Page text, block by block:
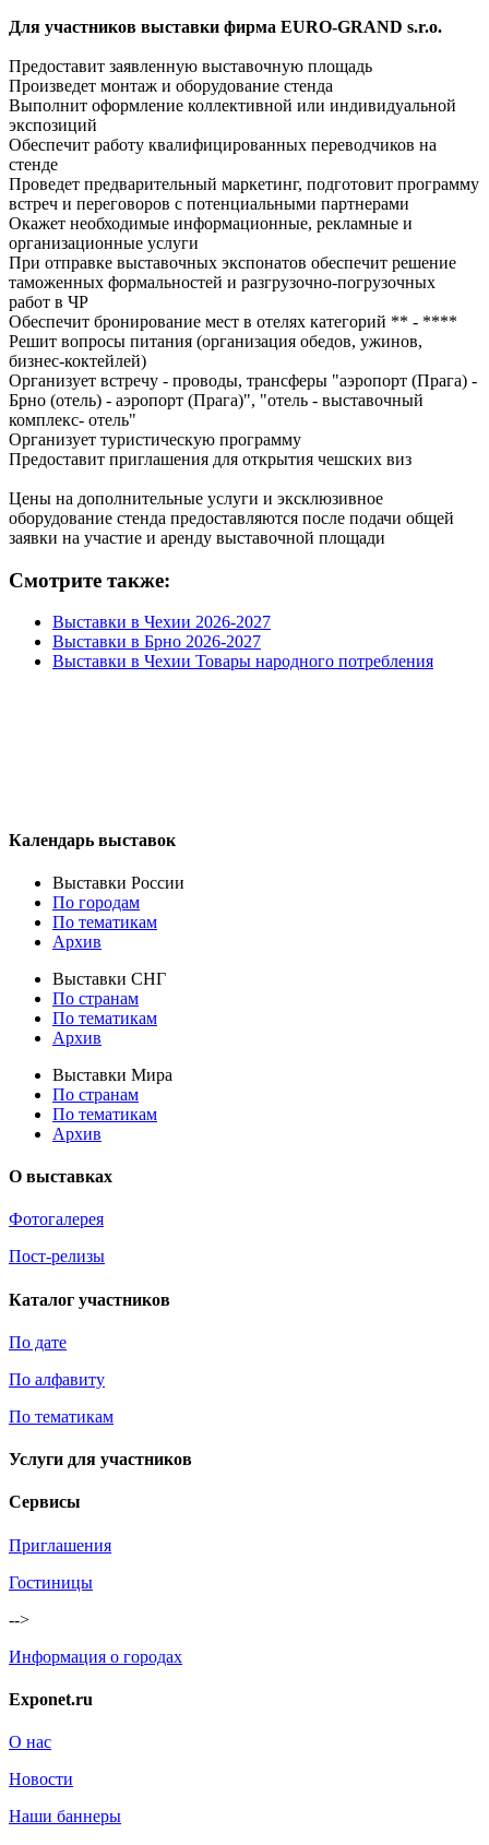
Для участников выставки фирма EURO-GRAND s.r.o.
Предоставит заявленную выставочную площадь
Произведет монтаж и оборудование стенда
Выполнит оформление коллективной или индивидуальной
экспозиций
Обеспечит работу квалифицированных переводчиков на
стенде
Проведет предварительный маркетинг, подготовит программу
встреч и переговоров с потенциальными партнерами
Окажет необходимые информационные, рекламные и
организационные услуги
При отправке выставочных экспонатов обеспечит решение
таможенных формальностей и разгрузочно-погрузочных
работ в ЧР
Обеспечит бронирование мест в отелях категорий ** - ****
Решит вопросы питания (организация обедов, ужинов,
бизнес-коктейлей)
Организует встречу - проводы, трансферы "аэропорт (Прага) -
Брно (отель) - аэропорт (Прага)", "отель - выставочный
комплекс- отель"
Организует туристическую программу
Предоставит приглашения для открытия чешских виз
Цены на дополнительные услуги и эксклюзивное
оборудование стенда предоставляются после подачи общей
заявки на участие и аренду выставочной площади
Смотрите также:
Выставки в Чехии 2026-2027
Выставки в Брно 2026-2027
Выставки в Чехии Товары народного потребления
Календарь выставок
Выставки России
По городам
По тематикам
Архив
Выставки СНГ
По странам
По тематикам
Архив
Выставки Мира
По странам
По тематикам
Архив
О выставках
Фотогалерея
Пост-релизы
Каталог участников
По дате
По алфавиту
По тематикам
Услуги для участников
Сервисы
Приглашения
Гостиницы
-->
Информация о городах
Exponet.ru
О нас
Новости
Наши баннеры